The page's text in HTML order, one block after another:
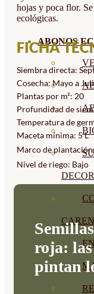
ABONOS
hojas y poca flor.
ecológicas.
FICHA
Siembra directa:
Cosecha: Mayo a
Plantas por m²: 20
Profundidad de
Temperatura de
Maceta mínima: 5 L
Marco de
Nivel de riego: Bajo
roja:
pintan